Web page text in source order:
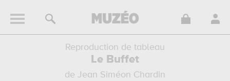
Reproduction de tableau
Le Buffet
de Jean Siméon Chardin